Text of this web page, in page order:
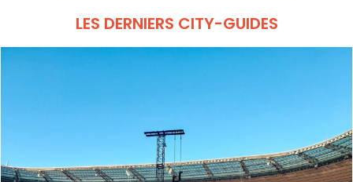
LES DERNIERS CITY-GUIDES